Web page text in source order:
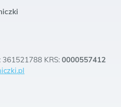
361521788 KRS: 0000557412